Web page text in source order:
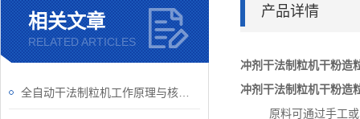
相关文章
RELATED ARTICLES
产品详情
冲剂干法制粒机干粉造
冲剂干法制粒机干粉造
原料可通过手工或真